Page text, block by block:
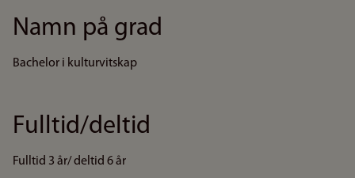
Namn på grad
Bachelor i kulturvitskap
Fulltid/deltid
Fulltid 3 år/ deltid 6 år